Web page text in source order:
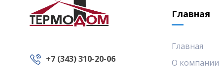
Главная
+7 (343) 310-20-06
Главная
О компании